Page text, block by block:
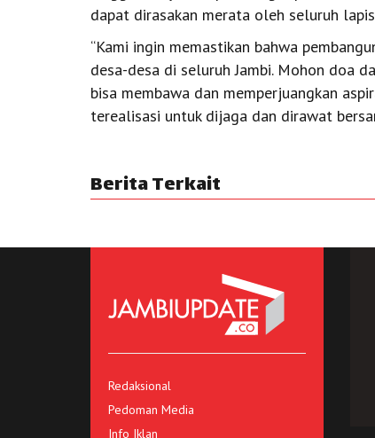
dapat dirasakan merata oleh seluruh
“Kami ingin memastikan bahwa
desa-desa di seluruh Jambi. Mohon doa
bisa membawa dan memperjuangkan
terealisasi untuk dijaga dan dirawat
Berita Terkait
Redaksional
Pedoman Media
Info Iklan